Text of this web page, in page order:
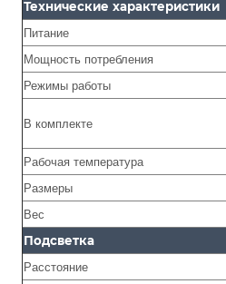
Технические характеристики
Питание
Мощность потребления
Режимы работы
В комплекте
Рабочая температура
Размеры
Вес
Подсветка
Расстояние